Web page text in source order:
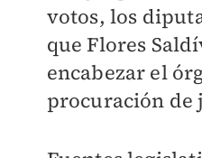
votos, los
que Flores
encabezar el
procuración de